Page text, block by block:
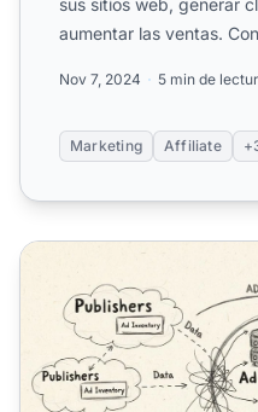
sus sitios web, generar
aumentar las ventas.
Nov 7, 2024 5 min de
Marketing Affiliate
¿Por Qué Son Importantes